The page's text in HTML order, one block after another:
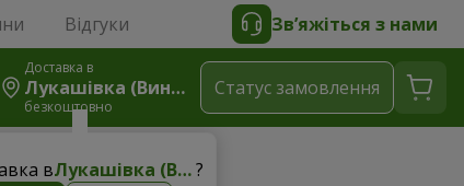
Відгуки Зв’яжіться з нами
Доставка в
Лукашівка (Винницький Р-Н)
безкоштовно
в Лукашівка (Винницький р-н)?
Статус замовлення